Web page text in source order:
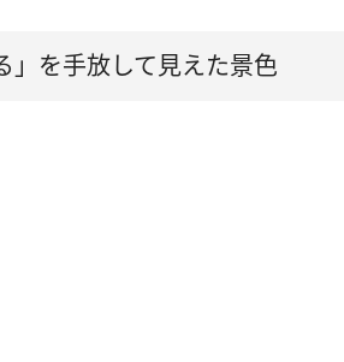
」を手放して見えた景色